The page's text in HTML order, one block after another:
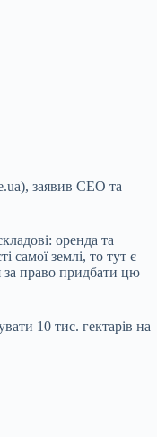
заявив СЕО та
оренда та
самої землі, то тут є
за право придбати цю
10 тис. гектарів на